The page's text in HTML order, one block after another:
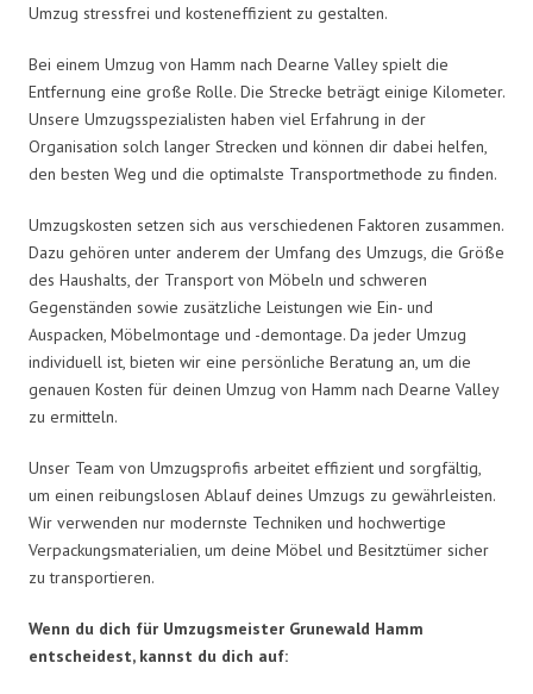
Umzug stressfrei und kosteneffizient zu gestalten.
Bei einem Umzug von Hamm nach Dearne Valley spielt die
Entfernung eine große Rolle. Die Strecke beträgt einige Kilometer.
Unsere Umzugsspezialisten haben viel Erfahrung in der
Organisation solch langer Strecken und können dir dabei helfen,
den besten Weg und die optimalste Transportmethode zu finden.
Umzugskosten setzen sich aus verschiedenen Faktoren zusammen.
Dazu gehören unter anderem der Umfang des Umzugs, die Größe
des Haushalts, der Transport von Möbeln und schweren
Gegenständen sowie zusätzliche Leistungen wie Ein- und
Auspacken, Möbelmontage und -demontage. Da jeder Umzug
individuell ist, bieten wir eine persönliche Beratung an, um die
genauen Kosten für deinen Umzug von Hamm nach Dearne Valley
zu ermitteln.
Unser Team von Umzugsprofis arbeitet effizient und sorgfältig,
um einen reibungslosen Ablauf deines Umzugs zu gewährleisten.
Wir verwenden nur modernste Techniken und hochwertige
Verpackungsmaterialien, um deine Möbel und Besitztümer sicher
zu transportieren.
Wenn du dich für Umzugsmeister Grunewald Hamm
entscheidest, kannst du dich auf: